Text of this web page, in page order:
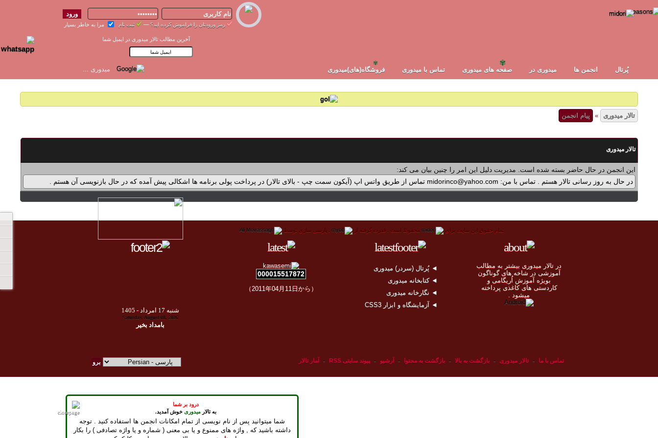
رمز ورودتان را فراموش کرده اید؟ — ثبت نام مرا به خاطر بسپار
درود بر شما
به تالار میدوریخوش آمدید.
شما میتوانید پس از نام نویسی از تمام امکانات انجمن ها استفاده کنید . توجه
داشته باشید که , واژه های ممنوع و یا بی معنی ( شماره و یا واژه تصادفی ) را بکار
آخرین مطالب تالار میدوری در ایمیل شما
پُرتال انجمن ها ميدوری در صفحه های میدوری تماس با میدوری فروشگاه(های)میدوری
تالار میدوری » پیام انجمن
تالار میدوری
این انجمن در حال حاضر بسته شده است. مدیریت دلیل این امر را چنین بیان می کند:
در حال به روز رسانی تالار هستم . تماس با من: midorinco@yahoo.com تماس از طریق واتس اپ (آیکون سمت چپ - بالای تالار) در پرداخت پولی برنامه ها اشکالی پیش آمده که در حال بازنویسی آن هستم .
تمام حقوق اين سايت برای محفوظ است . قدرت گرفته از پارسی سازی توسط
شنبه امرداد - 1405
Saturday, August 08, 2026
بامداد بخير
000015517872
（2011年04月11日から）
◄ پُرتال (سردر) میدوری
◄ کتابخانه میدوری
◄ نگارخانه میدوری
◄ آزمایشگاه و ابزار CSS3
در تالار میدوری بيشتر به مطالب
آموزشی در شاخه های گوناگون
بویژه آموزش اُريگامی و
کاردستی های کاغذی پرداخته
ميشود .
تماس با ما - تالار میدوری - بازگشت به بالا - بازگشت به محتوا - آرشیو - پیوند سایتی RSS - آمار تالار
✾
✾